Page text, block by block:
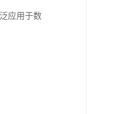
应用于数